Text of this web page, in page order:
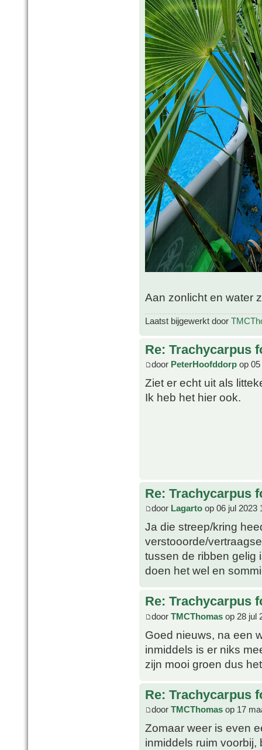
Aan zonlicht en water
Laatst bijgewerkt door
Re: Trachycarpus
door PeterHoofddorp op
Ziet er echt uit als
Ik heb het hier ook.
Re: Trachycarpus
door Lagarto op 06 jul 2023
Ja die streep/kring
verstooorde/
tussen de ribben gelig
doen het wel en
Re: Trachycarpus
door TMCThomas op 28 jul
Goed nieuws, na een
inmiddels is er niks
zijn mooi groen dus
Re: Trachycarpus
door TMCThomas op 17
Zomaar weer is even
inmiddels ruim